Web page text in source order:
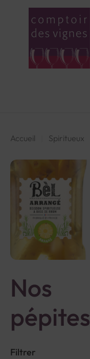
Accueil Spiritueux
Nos
pépites
Filtrer